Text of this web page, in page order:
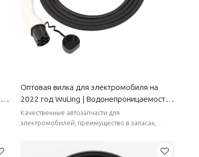
Оптовая вилка для электромобиля на
2022 год WuLing | Водонепроницаемость
и пыленепроницаемость, высокая
термостойкость, быстрая зарядка |
Качественные автозапчасти для
электромобилей, преимущество в запасах,